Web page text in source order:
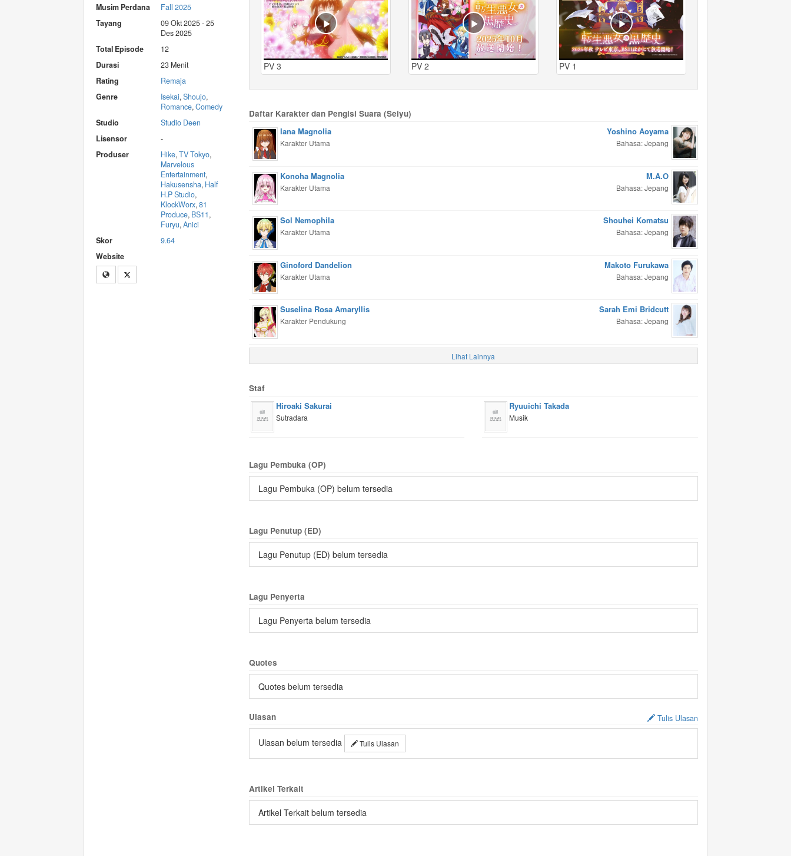
Musim Perdana
Fall 2025
Tayang
09 Okt 2025 - 25
Des 2025
Total Episode
12
Durasi
23 Menit
Rating
Remaja
Genre
Isekai,Shoujo,
Romance,Comedy
Studio
Studio Deen
Lisensor
-
Produser
Hike,TV Tokyo,
Marvelous
Entertainment,
Hakusensha, Half
H.P Studio,
KlockWorx,81
Produce, BS11,
Furyu,Anici
Skor
9.64
Website
PV 3 PV 2 PV 1
Daftar Karakter dan Pengisi Suara (Seiyu)
Iana Magnolia
Karakter Utama
Yoshino Aoyama
Bahasa: Jepang
Konoha Magnolia
Karakter Utama
M.A.O
Bahasa: Jepang
Sol Nemophila
Karakter Utama
Shouhei Komatsu
Bahasa: Jepang
Ginoford Dandelion
Karakter Utama
Makoto Furukawa
Bahasa: Jepang
Suselina Rosa Amaryllis
Karakter Pendukung
Sarah Emi Bridcutt
Bahasa: Jepang
Lihat Lainnya
Staf
Hiroaki Sakurai
Sutradara
Ryuuichi Takada
Musik
Lagu Pembuka (OP)
Lagu Pembuka (OP) belum tersedia
Lagu Penutup (ED)
Lagu Penutup (ED) belum tersedia
Lagu Penyerta
Lagu Penyerta belum tersedia
Quotes
Quotes belum tersedia
Ulasan Tulis Ulasan
Ulasan belum tersedia Tulis Ulasan
Artikel Terkait
Artikel Terkait belum tersedia